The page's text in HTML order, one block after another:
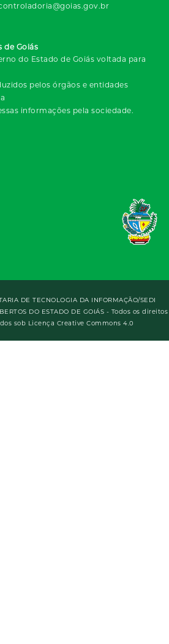
de Goiás
do Estado de Goiás voltada para
pelos órgãos e entidades
informações pela sociedade.
DE TECNOLOGIA DA INFORMAÇÃO/SEDI
DO ESTADO DE GOIÁS - Todos os direitos
sob Licença Creative Commons 4.0